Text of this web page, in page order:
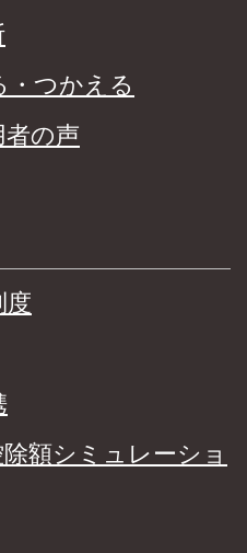
・つかえる
の声
度
額シミュレーショ